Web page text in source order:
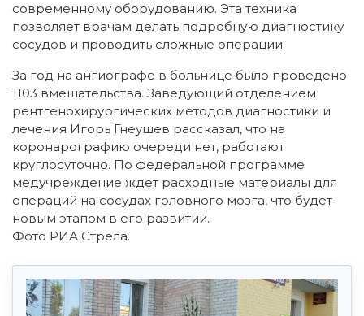
современному оборудованию. Эта техника
позволяет врачам делать подробную диагностику
сосудов и проводить сложные операции.
За год на ангиографе в больнице было проведено
1103 вмешательства. Заведующий отделением
рентгенохирургических методов диагностики и
лечения Игорь Гнеушев рассказал, что на
коронарографию очереди нет, работают
круглосуточно. По федеральной программе
медучреждение ждет расходные материалы для
операций на сосудах головного мозга, что будет
новым этапом в его развитии.
Фото РИА Стрела.